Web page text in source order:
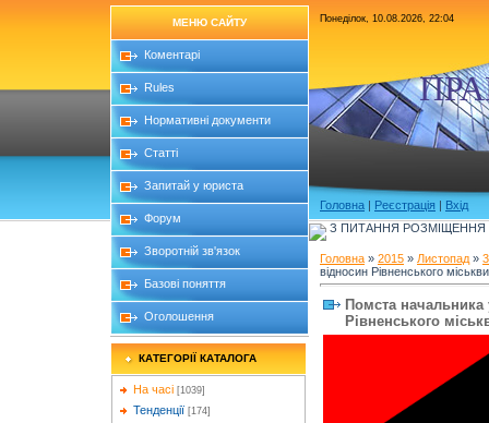
МЕНЮ САЙТУ
Коментарі
Rules
Нормативні документи
Статті
Запитай у юриста
Форум
Зворотній зв'язок
Базові поняття
Оголошення
КАТЕГОРІЇ КАТАЛОГА
На часі [1039]
Тенденції [174]
Понеділок, 10.08.2026, 22:04
Головна | Реєстрація | Вхід
З ПИТАННЯ РОЗМІЩЕННЯ
Головна » 2015 » Листопад » 3
відносин Рівненського
Помста начальника
Рівненського